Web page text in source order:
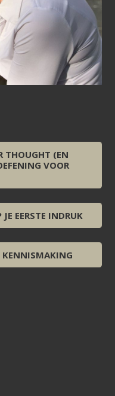
THOUGHT (EN
VOOR
EERSTE INDRUK
KENNISMAKING